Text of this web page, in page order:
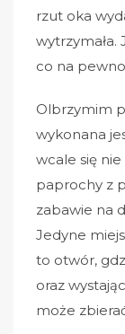
rzut oka
wytrzymała.
co na
Olbrzymim
wykonana
wcale się nie
paprochy z
zabawie na
Jedyne
to otwór,
oraz
może